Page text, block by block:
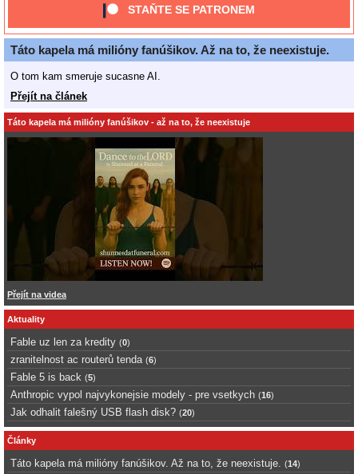
STAŇTE SE PATRONEM
Táto kapela má milióny fanúšikov. Až na to, že neexistuje.
O tom kam smeruje sucasne AI.
Přejít na článek
Táto kapela má milióny fanúšikov - až na to, že neexistuje
Přejít na videa
Aktuality
Fable uz len za kredity (0)
zranitelnost ac routerů tenda (6)
Fable 5 is back (5)
Anthropic vypol najvykonejsie modely - pre vsetkych (16)
Jak odhalit falešný USB flash disk? (20)
Články
Táto kapela má milióny fanúšikov. Až na to, že neexistuje. (14)